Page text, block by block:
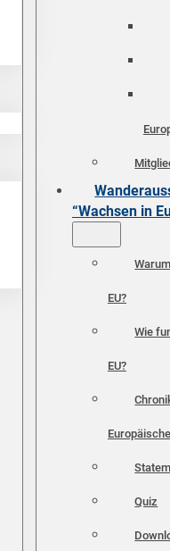
“Wachsen in
EU?
Wie
EU?
Quiz